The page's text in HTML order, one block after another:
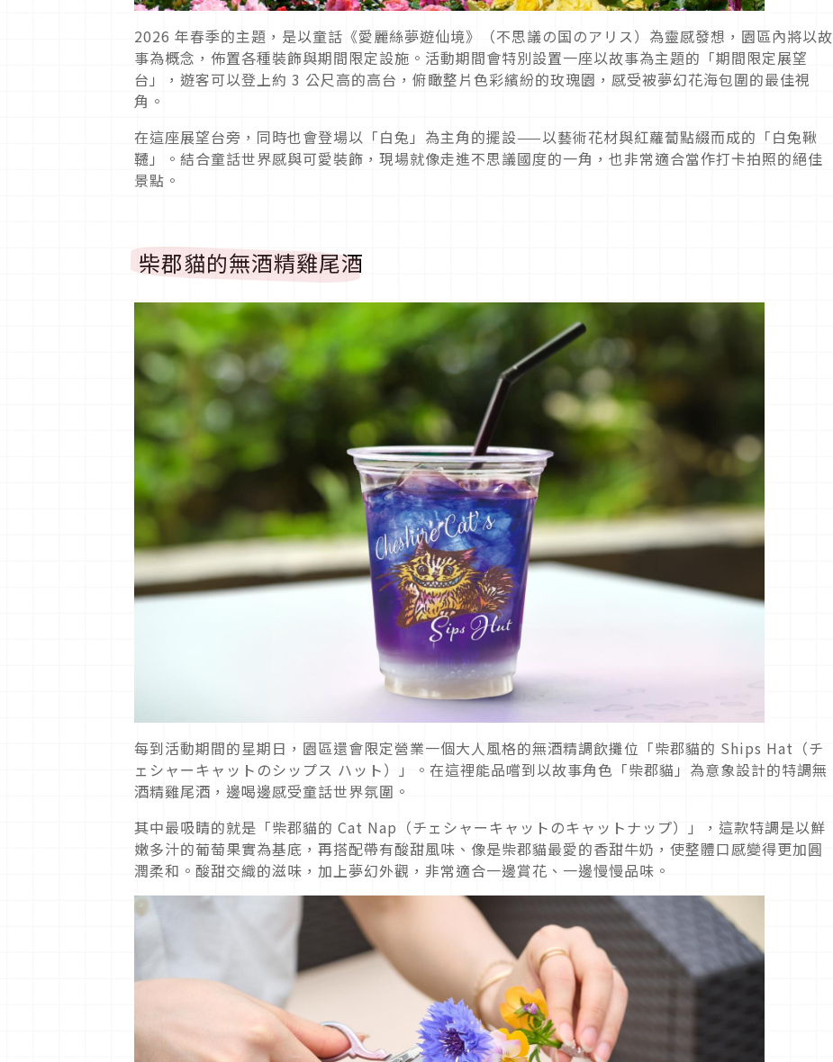
2026 年春季的主題，是以童話《愛麗絲夢遊仙境》（不思議の国のアリス）為靈感發想，園區內將以故
事為概念，佈置各種裝飾與期間限定設施。活動期間會特別設置一座以故事為主題的「期間限定展望
台」，遊客可以登上約 3 公尺高的高台，俯瞰整片色彩繽紛的玫瑰園，感受被夢幻花海包圍的最佳視
角。
在這座展望台旁，同時也會登場以「白兔」為主角的擺設——以藝術花材與紅蘿蔔點綴而成的「白兔鞦
韆」。結合童話世界感與可愛裝飾，現場就像走進不思議國度的一角，也非常適合當作打卡拍照的絕佳
景點。
柴郡貓的無酒精雞尾酒
每到活動期間的星期日，園區還會限定營業一個大人風格的無酒精調飲攤位「柴郡貓的 Ships Hat（チ
ェシャーキャットのシップス ハット）」。在這裡能品嚐到以故事角色「柴郡貓」為意象設計的特調無
酒精雞尾酒，邊喝邊感受童話世界氛圍。
其中最吸睛的就是「柴郡貓的 Cat Nap（チェシャーキャットのキャットナップ）」，這款特調是以鮮
嫩多汁的葡萄果實為基底，再搭配帶有酸甜風味、像是柴郡貓最愛的香甜牛奶，使整體口感變得更加圓
潤柔和。酸甜交織的滋味，加上夢幻外觀，非常適合一邊賞花、一邊慢慢品味。